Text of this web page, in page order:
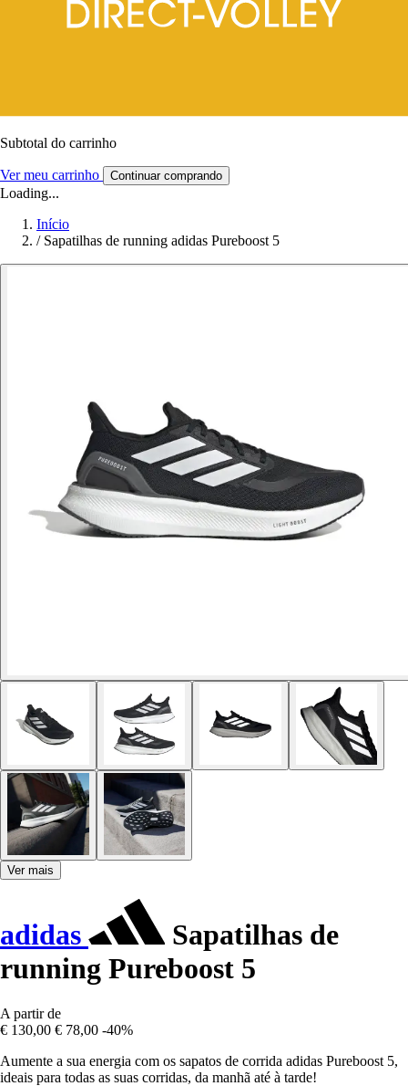
Subtotal do carrinho
Ver meu carrinho Continuar comprando
Loading...
Início
/ Sapatilhas de running adidas Pureboost 5
Ver mais
adidas
Sapatilhas de
running Pureboost 5
A partir de
€ 130,00 € 78,00 -40%
Aumente a sua energia com os sapatos de corrida adidas Pureboost 5,
ideais para todas as suas corridas, da manhã até à tarde!